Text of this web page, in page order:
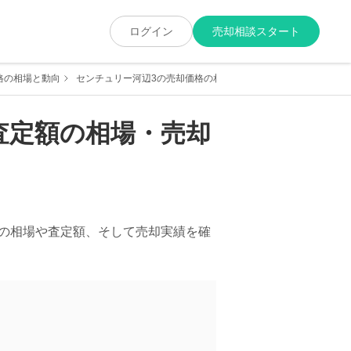
ログイン 売却相談スタート
相場と動向 センチュリー河辺3の売却価格の相場・売却実績
額の相場・売却
相場や査定額、そして売却実績を確